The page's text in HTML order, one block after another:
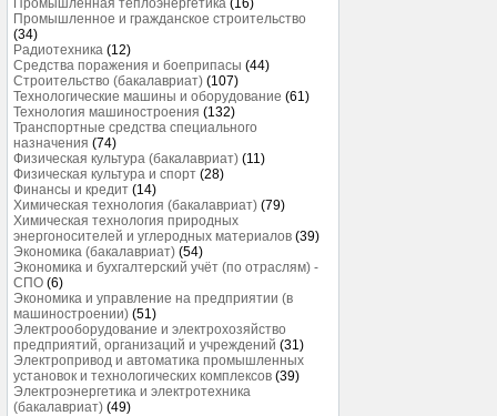
Промышленная теплоэнергетика (16)
Промышленное и гражданское строительство
(34)
Радиотехника (12)
Средства поражения и боеприпасы (44)
Строительство (бакалавриат) (107)
Технологические машины и оборудование (61)
Технология машиностроения (132)
Транспортные средства специального
назначения (74)
Физическая культура (бакалавриат) (11)
Физическая культура и спорт (28)
Финансы и кредит (14)
Химическая технология (бакалавриат) (79)
Химическая технология природных
энергоносителей и углеродных материалов (39)
Экономика (бакалавриат) (54)
Экономика и бухгалтерский учёт (по отраслям) -
СПО (6)
Экономика и управление на предприятии (в
машиностроении) (51)
Электрооборудование и электрохозяйство
предприятий, организаций и учреждений (31)
Электропривод и автоматика промышленных
установок и технологических комплексов (39)
Электроэнергетика и электротехника
(бакалавриат) (49)